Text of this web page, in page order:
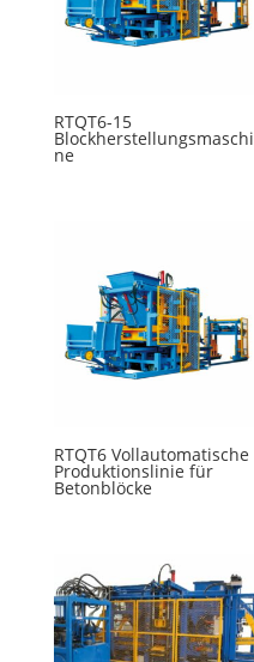
RTQT6-15
Blockherstellungsmaschi
ne
RTQT6 Vollautomatische
Produktionslinie für
Betonblöcke